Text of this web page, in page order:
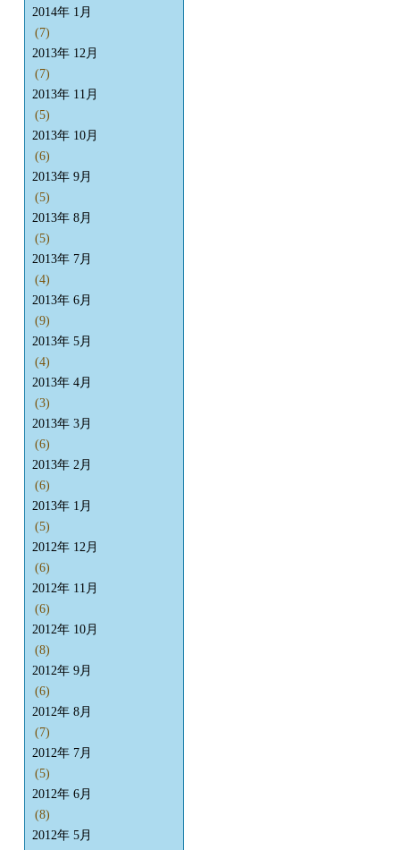
2014年 1月
(7)
2013年 12月
(7)
2013年 11月
(5)
2013年 10月
(6)
2013年 9月
(5)
2013年 8月
(5)
2013年 7月
(4)
2013年 6月
(9)
2013年 5月
(4)
2013年 4月
(3)
2013年 3月
(6)
2013年 2月
(6)
2013年 1月
(5)
2012年 12月
(6)
2012年 11月
(6)
2012年 10月
(8)
2012年 9月
(6)
2012年 8月
(7)
2012年 7月
(5)
2012年 6月
(8)
2012年 5月